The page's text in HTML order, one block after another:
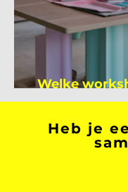
Welke
volgen
Heb je